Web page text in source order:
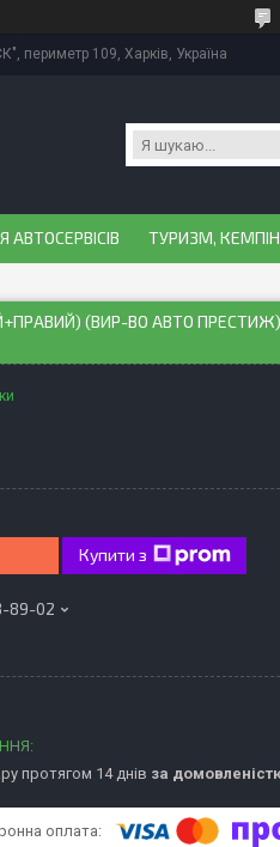
периметр 109, Харків, Україна
ТУРИЗМ,
(ВИР-ВО АВТО ПРЕСТИЖ)
Купити з
89-02
протягом 14 днів за